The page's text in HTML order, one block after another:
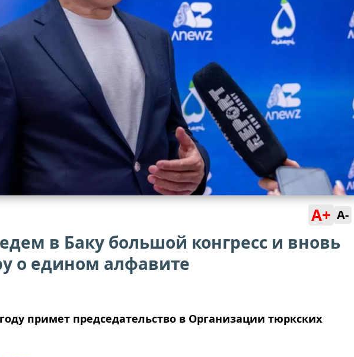
A+ A-
в Баку большой конгресс и вновь
о едином алфавите
примет председательство в Организации тюркских